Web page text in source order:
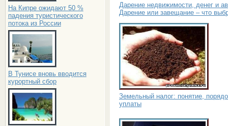
На Кипре ожидают 50 %
падения туристического
потока из России
В Тунисе вновь вводится
курортный сбор
Дарение недвижимости, денег и
Дарение или завещание – что
Земельный налог: понятие,
уплаты